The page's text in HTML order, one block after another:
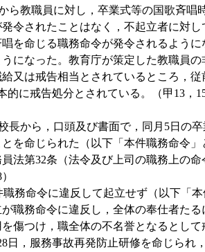
教職員に対し，卒業式等の国歌斉唱
令されたことはなく，不起立者に対し
を命じる職務命令が発令されるように
になった。教育庁が策定した教職員の
又は戒告相当とされているところ，従
に戒告処分とされている。（甲13，
から，口頭及び書面で，同月5日の卒
を命じられた（以下「本件職務命令」
法第32条（法令及び上司の職務上の命
務命令に違反して起立せず（以下「本
職務命令に違反し，全体の奉仕者たる
傷つけ，職全体の不名誉となるとして
日，服務事故再発防止研修を命じられ